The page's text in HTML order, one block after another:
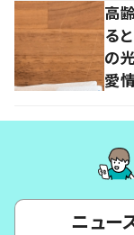
高
る
の
愛
ニュー